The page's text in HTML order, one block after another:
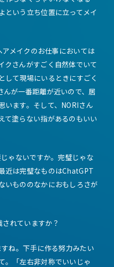
という立ち位置に立ってメイ
メイクのお仕事においては
クさんがすごく自然体でいて
して現場にいるときにすごく
んが一番距離が近いので、居
います。そして、NORIさん
て塗らない指があるのもいい
ゃないですか。完璧じゃな
近は完璧なものはChatGPT
いもののなかにおもしろさが
れていますか？
ね。下手に作る努力みたい
。「左右非対称でいいじゃ